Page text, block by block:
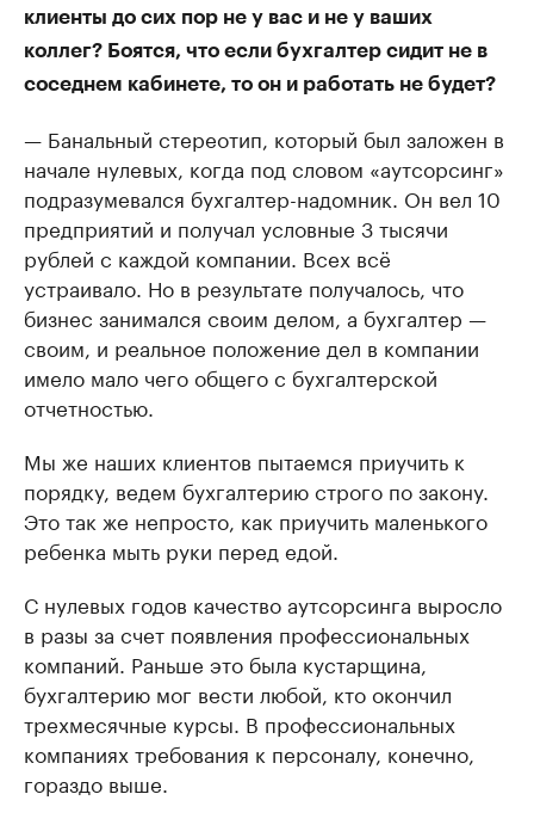
клиенты до сих пор не у вас и не у ваших
коллег? Боятся, что если бухгалтер сидит не в
соседнем кабинете, то он и работать не будет?
— Банальный стереотип, который был заложен в
начале нулевых, когда под словом «аутсорсинг»
подразумевался бухгалтер-надомник. Он вел 10
предприятий и получал условные 3 тысячи
рублей с каждой компании. Всех всё
устраивало. Но в результате получалось, что
бизнес занимался своим делом, а бухгалтер —
своим, и реальное положение дел в компании
имело мало чего общего с бухгалтерской
отчетностью.
Мы же наших клиентов пытаемся приучить к
порядку, ведем бухгалтерию строго по закону.
Это так же непросто, как приучить маленького
ребенка мыть руки перед едой.
С нулевых годов качество аутсорсинга выросло
в разы за счет появления профессиональных
компаний. Раньше это была кустарщина,
бухгалтерию мог вести любой, кто окончил
трехмесячные курсы. В профессиональных
компаниях требования к персоналу, конечно,
гораздо выше.